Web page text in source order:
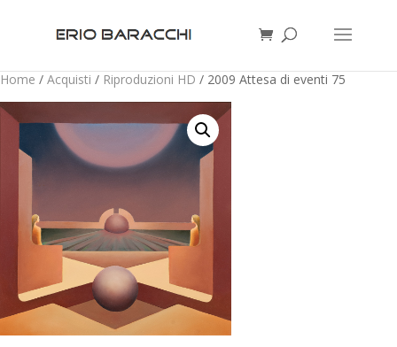
Home / Acquisti / Riproduzioni HD / 2009 Attesa di eventi 75